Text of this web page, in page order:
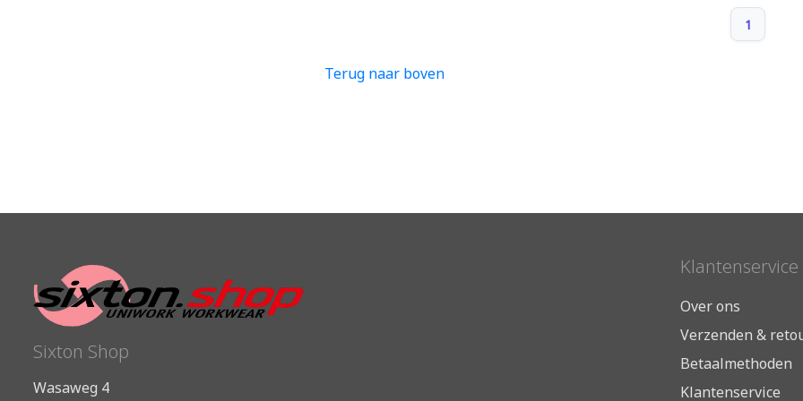
1
Terug naar boven
Sixton Shop
Wasaweg 4
Klantenservice
Over ons
Verzenden &
Betaalmethoden
Klantenservice